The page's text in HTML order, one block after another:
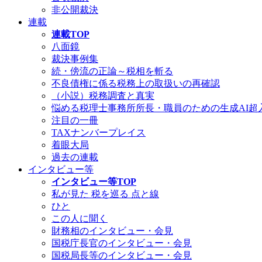
非公開裁決
連載
連載TOP
八面鏡
裁決事例集
続・傍流の正論～税相を斬る
不良債権に係る税務上の取扱いの再確認
（小説）税務調査と真実
悩める税理士事務所所長・職員のための生成AI超
注目の一冊
TAXナンバープレイス
着眼大局
過去の連載
インタビュー等
インタビュー等TOP
私が見た 税を巡る 点と線
ひと
この人に聞く
財務相のインタビュー・会見
国税庁長官のインタビュー・会見
国税局長等のインタビュー・会見